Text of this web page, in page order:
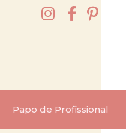
Papo de Profissional